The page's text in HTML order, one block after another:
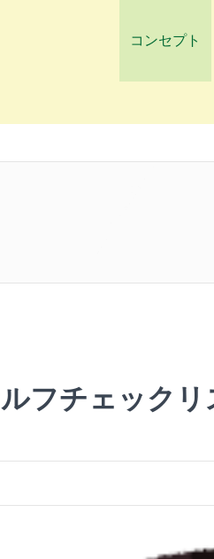
コンセプト
フチェック